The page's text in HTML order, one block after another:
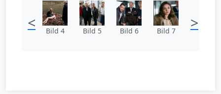
< Bild 4 Bild 5 Bild 6 Bild 7 >